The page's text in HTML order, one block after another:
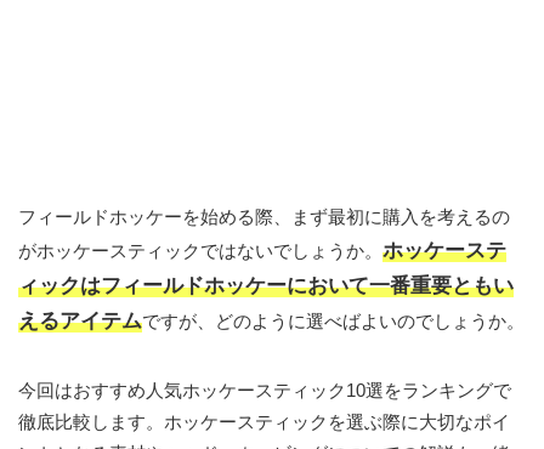
フィールドホッケーを始める際、まず最初に購入を考えるの
がホッケースティックではないでしょうか。 ホッケーステ
ィックはフィールドホッケーにおいて一番重要ともい
えるアイテムですが、どのように選べばよいのでしょうか。
今回はおすすめ人気ホッケースティック10選をランキングで
徹底比較します。ホッケースティックを選ぶ際に大切なポイ